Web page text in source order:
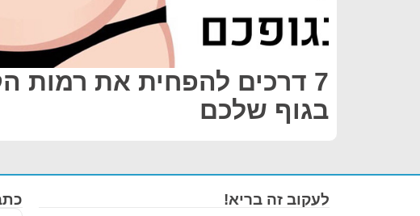
7 דרכים להפחית את רמות
בגוף שלכם
לעקוב זה בריא!